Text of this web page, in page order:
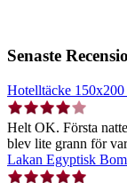
Senaste
Hotelltäcke 150x200
Helt OK. Första
blev lite grann för
Lakan Egyptisk